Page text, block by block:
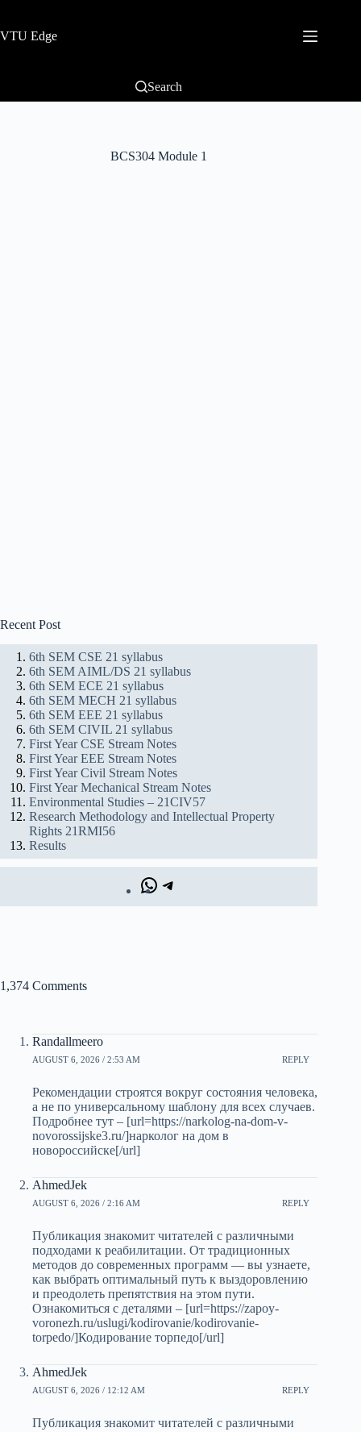
VTU Edge
Search
BCS304 Module 1
Recent Post
6th SEM CSE 21 syllabus
6th SEM AIML/DS 21 syllabus
6th SEM ECE 21 syllabus
6th SEM MECH 21 syllabus
6th SEM EEE 21 syllabus
6th SEM CIVIL 21 syllabus
First Year CSE Stream Notes
First Year EEE Stream Notes
First Year Civil Stream Notes
First Year Mechanical Stream Notes
Environmental Studies – 21CIV57
Research Methodology and Intellectual Property
Rights 21RMI56
Results
1,374 Comments
Randallmeero
AUGUST 6, 2026 / 2:53 AM REPLY
Рекомендации строятся вокруг состояния человека,
а не по универсальному шаблону для всех случаев.
Подробнее тут – [url=https://narkolog-na-dom-v-
novorossijske3.ru/]нарколог на дом в
новороссийске[/url]
AhmedJek
AUGUST 6, 2026 / 2:16 AM REPLY
Публикация знакомит читателей с различными
подходами к реабилитации. От традиционных
методов до современных программ — вы узнаете,
как выбрать оптимальный путь к выздоровлению
и преодолеть препятствия на этом пути.
Ознакомиться с деталями – [url=https://zapoy-
voronezh.ru/uslugi/kodirovanie/kodirovanie-
torpedo/]Кодирование торпедо[/url]
AhmedJek
AUGUST 6, 2026 / 12:12 AM REPLY
Публикация знакомит читателей с различными